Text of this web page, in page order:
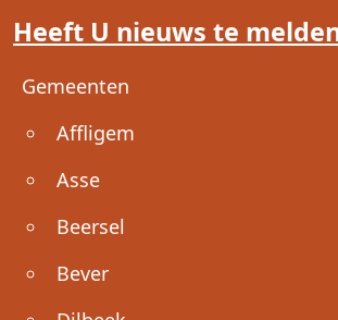
Heeft U nieuws te
Voet
Gemeenten
Affligem
Asse
Beersel
Bever